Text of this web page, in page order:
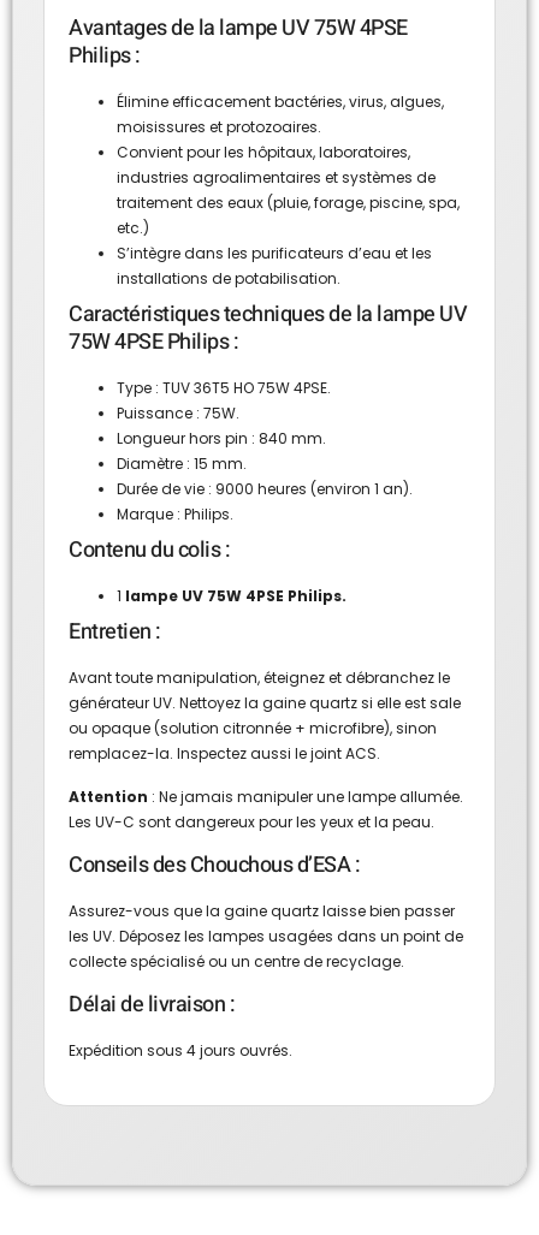
Avantages de la lampe UV 75W 4PSE
Philips :
Élimine efficacement bactéries, virus, algues,
moisissures et protozoaires.
Convient pour les hôpitaux, laboratoires,
industries agroalimentaires et systèmes de
traitement des eaux (pluie, forage, piscine, spa,
etc.)
S’intègre dans les purificateurs d’eau et les
installations de potabilisation.
Caractéristiques techniques de la lampe UV
75W 4PSE Philips :
Type : TUV 36T5 HO 75W 4PSE.
Puissance : 75W.
Longueur hors pin : 840 mm.
Diamètre : 15 mm.
Durée de vie : 9000 heures (environ 1 an).
Marque : Philips.
Contenu du colis :
1 lampe UV 75W 4PSE Philips.
Entretien :
Avant toute manipulation, éteignez et débranchez le
générateur UV. Nettoyez la gaine quartz si elle est sale
ou opaque (solution citronnée + microfibre), sinon
remplacez-la. Inspectez aussi le joint ACS.
Attention : Ne jamais manipuler une lampe allumée.
Les UV-C sont dangereux pour les yeux et la peau.
Conseils des Chouchous d’ESA :
Assurez-vous que la gaine quartz laisse bien passer
les UV. Déposez les lampes usagées dans un point de
collecte spécialisé ou un centre de recyclage.
Délai de livraison :
Expédition sous 4 jours ouvrés.